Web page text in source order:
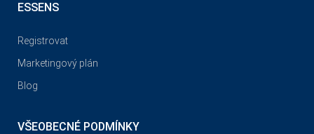
ESSENS
Registrovat
Marketingový plán
Blog
VŠEOBECNÉ PODMÍNKY